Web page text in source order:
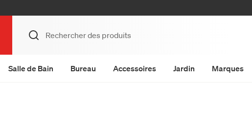
Salle de Bain Bureau Accessoires Jardin Marques